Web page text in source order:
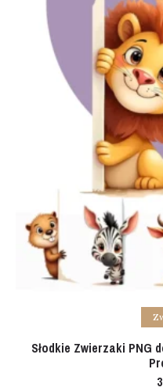
Add
Słodkie Zwierzaki PNG